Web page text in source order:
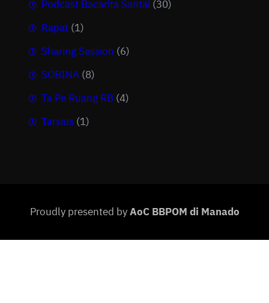
Podcast Bacarita Santai (30)
Rapat (1)
Sharing Session (6)
SOBINA (8)
Ta Pe Ruang RB (4)
Tarsius (1)
Proudly presented byAoC BBPOM di Manado